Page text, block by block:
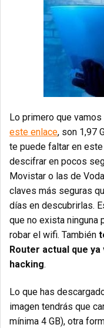
Lo primero que vamos
este enlace, son 1,97
te puede faltar en
descifrar en pocos
Movistar o las de
claves más seguras
días en descubrirlas.
que no exista ninguna
robar el wifi. También
Router actual que
hacking.
Lo que has
imagen tendrás que
mínima 4 GB), otra